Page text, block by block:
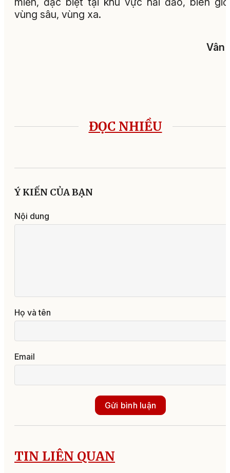
vùng sâu, vùng xa.
Vân
ĐỌC NHIỀU
Ý KIẾN CỦA BẠN
Nội dung
Họ và tên
Email
Gửi bình luận
TIN LIÊN QUAN